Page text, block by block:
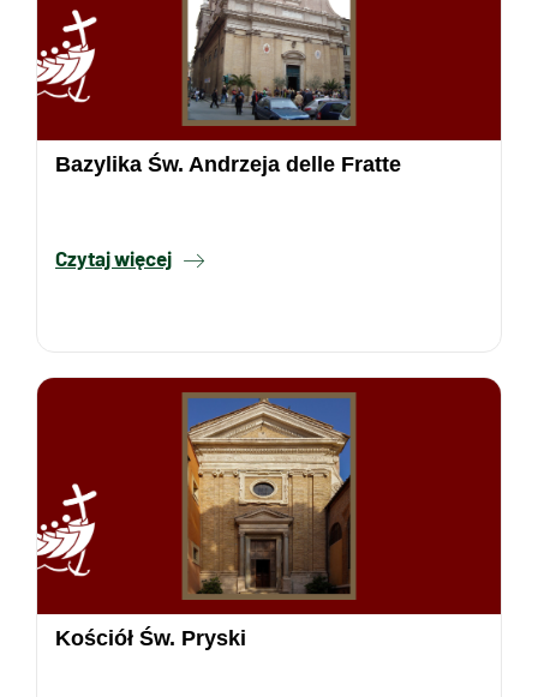
Bazylika Św. Andrzeja delle Fratte
Czytaj więcej
Kościół Św. Pryski